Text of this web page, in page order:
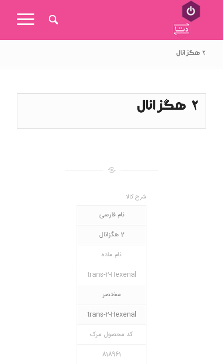
۲ هگزانال
2 هگزانال
شرح کالا
نام فارسی
2 هگزانال
نام ماده
trans-2-Hexenal
مختصر
trans-2-Hexenal
کد محصول مرک
818961